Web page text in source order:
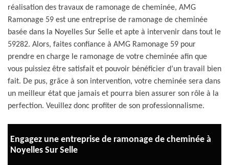
réalisation des travaux de ramonage de cheminée, AMG
Ramonage 59 est une entreprise de ramonage de cheminée
basée dans la Noyelles Sur Selle et apte à intervenir dans tout le
59282. Alors, faites confiance à AMG Ramonage 59 pour
prendre en charge le ramonage de votre cheminée afin que
vous puissiez être satisfait et pouvoir bénéficier d’un travail bien
fait. De pus, grâce à son intervention, votre cheminée sera dans
un meilleur état que jamais et pourra bien assurer son rôle à la
perfection. Veuillez donc profiter de son professionnalisme.
Engagez une entreprise de ramonage de cheminée à
Noyelles Sur Selle